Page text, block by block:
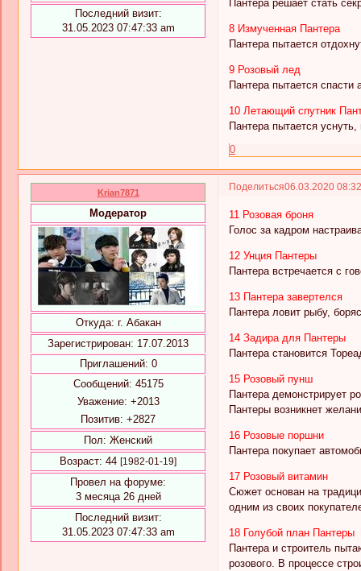
Последний визит:
31.05.2023 07:47:33 am
Пантера решает стать
8 Измученная Пантера
Пантера пытается
9 Розовый лед
Пантера пытается
10 Летающий спутник
Пантера пытается
0
Поделиться06.03.2020
Krian7871
Модератор
Откуда: г. Абакан
Зарегистрирован: 17.07.2013
Приглашений: 0
Сообщений: 45175
Уважение: +2013
Позитив: +2827
Пол: Женский
Возраст: 44 [1982-01-19]
Провел на форуме:
3 месяца 26 дней
Последний визит:
31.05.2023 07:47:33 am
11 Розовая броня
Голос за кадром
12 Унция Пантеры
Пантера встречается с
13 Пантера завертелся
Пантера ловит рыбу,
14 Задира для Пантеры
Пантера становится
15 Розовый пунш
Пантера демонстрирует
Пантеры возникнет
16 Розовые поршни
Пантера покупает
17 Розовый витамин
Сюжет основан на
одним из своих
18 Голубой план Пантеры
Пантера и строитель
розового. В процессе